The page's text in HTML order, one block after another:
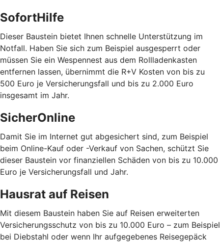
SofortHilfe
Dieser Baustein bietet Ihnen schnelle Unterstützung im
Notfall. Haben Sie sich zum Beispiel ausgesperrt oder
müssen Sie ein Wespennest aus dem Rollladenkasten
entfernen lassen, übernimmt die R+V Kosten von bis zu
500 Euro je Versicherungsfall und bis zu 2.000 Euro
insgesamt im Jahr.
SicherOnline
Damit Sie im Internet gut abgesichert sind, zum Beispiel
beim Online-Kauf oder -Verkauf von Sachen, schützt Sie
dieser Baustein vor finanziellen Schäden von bis zu 10.000
Euro je Versicherungsfall und Jahr.
Hausrat auf Reisen
Mit diesem Baustein haben Sie auf Reisen erweiterten
Versicherungsschutz von bis zu 10.000 Euro – zum Beispiel
bei Diebstahl oder wenn Ihr aufgegebenes Reisegepäck